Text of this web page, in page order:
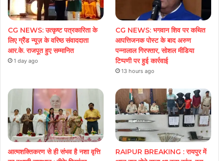
CG NEWS: उत्कृष्ट पत्रकारिता के
लिए ग्रैंड न्यूज़ के वरिष्ठ संवाददाता
आर.के. राजपूत हुए सम्मानित
1 day ago
CG NEWS: भगवान शिव पर कथित
आपत्तिजनक पोस्ट के बाद अरुण
पन्नालाल गिरफ्तार, सोशल मीडिया
टिप्पणी पर हुई कार्रवाई
13 hours ago
आत्मशक्तिकरण से ही संभव है नशा वृत्ति
RAIPUR BREAKING : रायपुर में